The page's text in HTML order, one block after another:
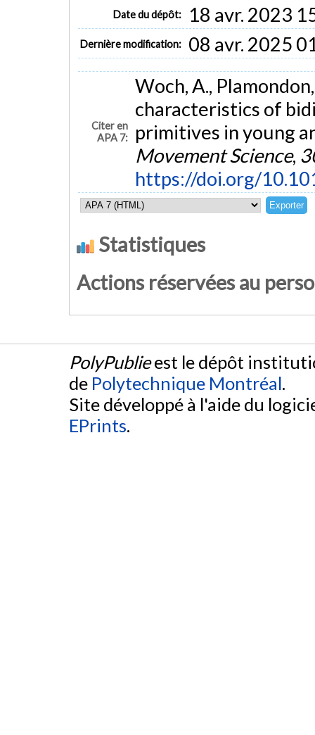
Date du dépôt: 18 avr. 2023
Dernière modification: 08 avr. 2025
Citer en
APA 7:
Woch, A.,
characteristics of
primitives in young
Movement Science,
https://doi.org/
Statistiques
Actions réservées au
PolyPublieest le dépôt
de Polytechnique Montréal.
Site développé à l'aide du
EPrints.